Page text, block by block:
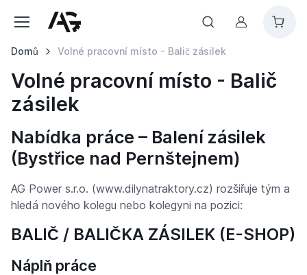
Můj účet
Domů Volné pracovní místo - Balič zásilek
Volné pracovní místo - Balič
zásilek
Nabídka práce – Balení zásilek
(Bystřice nad Pernštejnem)
AG Power s.r.o. (www.dilynatraktory.cz) rozšiřuje tým a
hledá nového kolegu nebo kolegyni na pozici:
BALIČ / BALIČKA ZÁSILEK (E-SHOP)
Náplň práce